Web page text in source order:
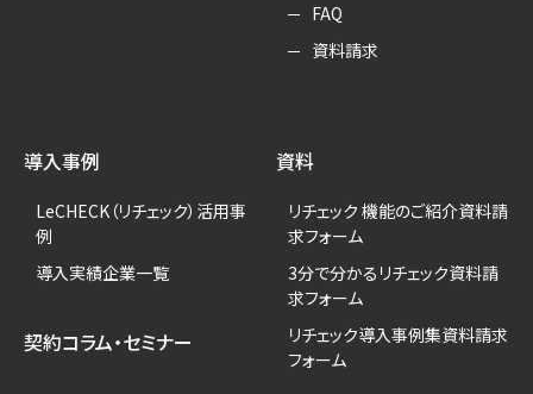
FAQ
資料請求
導入事例
LeCHECK（リチェック）活用事
例
導入実績企業一覧
契約コラム・セミナー
資料
リチェック 機能のご紹介資料請
求フォーム
3分で分かるリチェック資料請
求フォーム
リチェック導入事例集資料請求
フォーム